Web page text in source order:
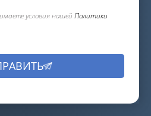
условия нашей Политики